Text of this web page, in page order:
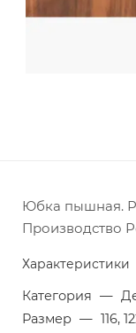
Юбка пышная.
Производство
Характеристики
Категория —
Размер — 116,